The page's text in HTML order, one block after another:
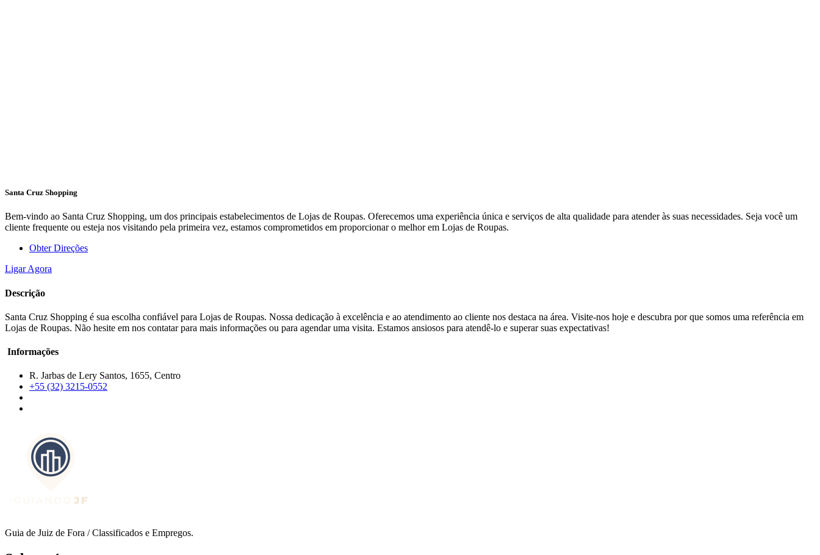
Santa Cruz Shopping
Bem-vindo ao Santa Cruz Shopping, um dos principais estabelecimentos de Lojas de Roupas. Oferecemos uma experiência única e serviços de alta qualidade para atender às suas necessidades. Seja você um
cliente frequente ou esteja nos visitando pela primeira vez, estamos comprometidos em proporcionar o melhor em Lojas de Roupas.
Obter Direções
Ligar Agora
Descrição
Santa Cruz Shopping é sua escolha confiável para Lojas de Roupas. Nossa dedicação à excelência e ao atendimento ao cliente nos destaca na área. Visite-nos hoje e descubra por que somos uma referência em
Lojas de Roupas. Não hesite em nos contatar para mais informações ou para agendar uma visita. Estamos ansiosos para atendê-lo e superar suas expectativas!
Informações
R. Jarbas de Lery Santos, 1655, Centro
+55 (32) 3215-0552
Guia de Juiz de Fora / Classificados e Empregos.